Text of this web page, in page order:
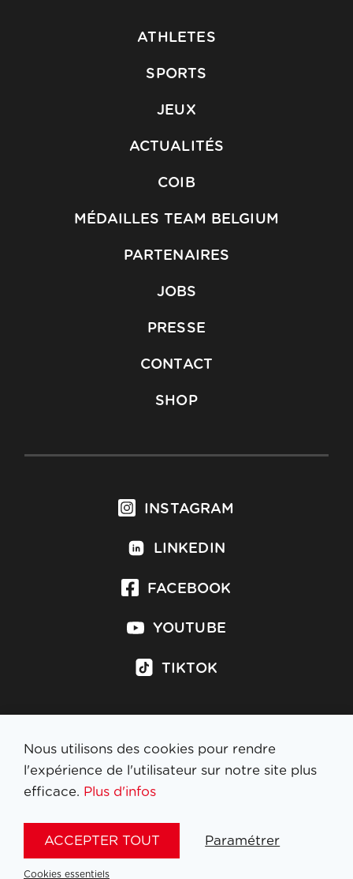
ATHLETES
SPORTS
JEUX
ACTUALITÉS
COIB
MÉDAILLES TEAM BELGIUM
PARTENAIRES
JOBS
PRESSE
CONTACT
SHOP
INSTAGRAM
LINKEDIN
FACEBOOK
YOUTUBE
TIKTOK
S'inscrire à la newsletter
Nous utilisons des cookies pour rendre
l'expérience de l'utilisateur sur notre site plus
efficace. Plus d'infos
ACCEPTER TOUT Paramétrer
Cookies essentiels